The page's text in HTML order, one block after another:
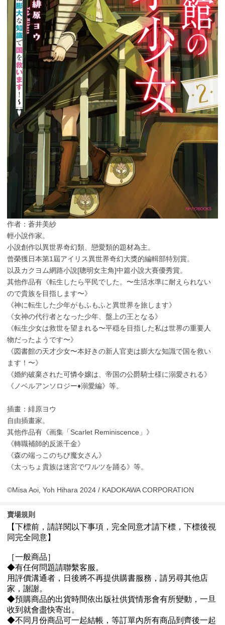
作者：蒼井美紗
輕小說作家。
小說創作以異世界奇幻類、戀愛類的題材為主。
曾榮獲日本第1屆アイリス異世界奇幻大獎的編輯部特別賞。
以及カクヨム網路小說[聰明女主角]中篇小說大賽優秀賞。
其他作品有《転生したら平民でした。〜生活水準に耐えられない
ので貴族を目指します〜》
《神に転生した少年がもふもふと異世界を旅します》
《女神の代行者となった少年、盤上の王となる》
《転生少女は救世を望まれる〜平穏を目指した私は世界の重要人
物だったようです〜》
《図書館の天才少女〜本好きの新人官吏は膨大な知識で国を救い
ます！〜》
《婚約破棄された可憐令嬢は、帝国の公爵騎士様に溺愛される》
《ノベルアンソロジー♦溺愛編》等。
插畫：緋原ヨウ
自由插畫家。
其他作品有《画集「Scarlet Reminiscence」》
《轉職補師的反派千金》
《森の端っこのちび魔女さん》
《太っちょ貴族は迷宮でワルツを踊る》等。
©Misa Aoi, Yoh Hihara 2024 / KADOKAWA CORPORATION
賣場規則